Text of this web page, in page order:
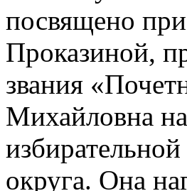
посвящено
Проказиной,
звания
Михайловна
округа. Она